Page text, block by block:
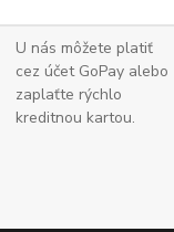
U nás môžete platiť
cez účet GoPay alebo
zaplaťte rýchlo
kreditnou kartou.